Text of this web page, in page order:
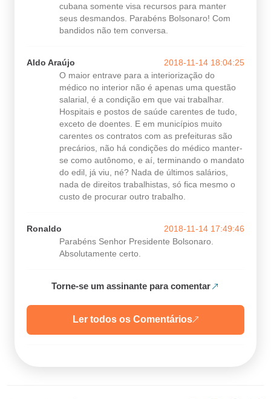
cubana somente visa recursos para manter
seus desmandos. Parabéns Bolsonaro! Com
bandidos não tem conversa.
Aldo Araújo
2018-11-14 18:04:25
O maior entrave para a interiorização do
médico no interior não é apenas uma questão
salarial, é a condição em que vai trabalhar.
Hospitais e postos de saúde carentes de tudo,
exceto de doentes. E em municípios muito
carentes os contratos com as prefeituras são
precários, não há condições do médico manter-
se como autônomo, e aí, terminando o mandato
do edil, já viu, né? Nada de últimos salários,
nada de direitos trabalhistas, só fica mesmo o
custo de procurar outro trabalho.
Ronaldo
2018-11-14 17:49:46
Parabéns Senhor Presidente Bolsonaro.
Absolutamente certo.
Torne-se um assinante para comentar
Ler todos os Comentários